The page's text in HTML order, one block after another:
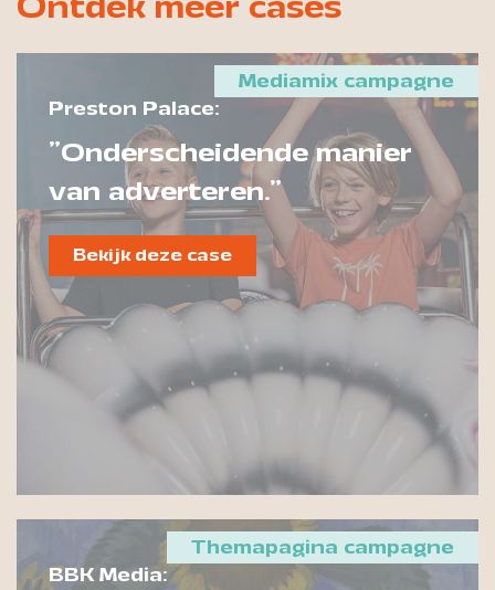
Preston Palace:
"Onderscheidende manier
van adverteren."
Bekijk deze case
Mediamix campagne
BBK Media:
Themapagina campagne